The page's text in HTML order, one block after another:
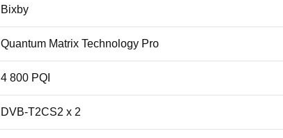
Bixby
Quantum Matrix Technology Pro
4 800 PQI
DVB-T2CS2 x 2